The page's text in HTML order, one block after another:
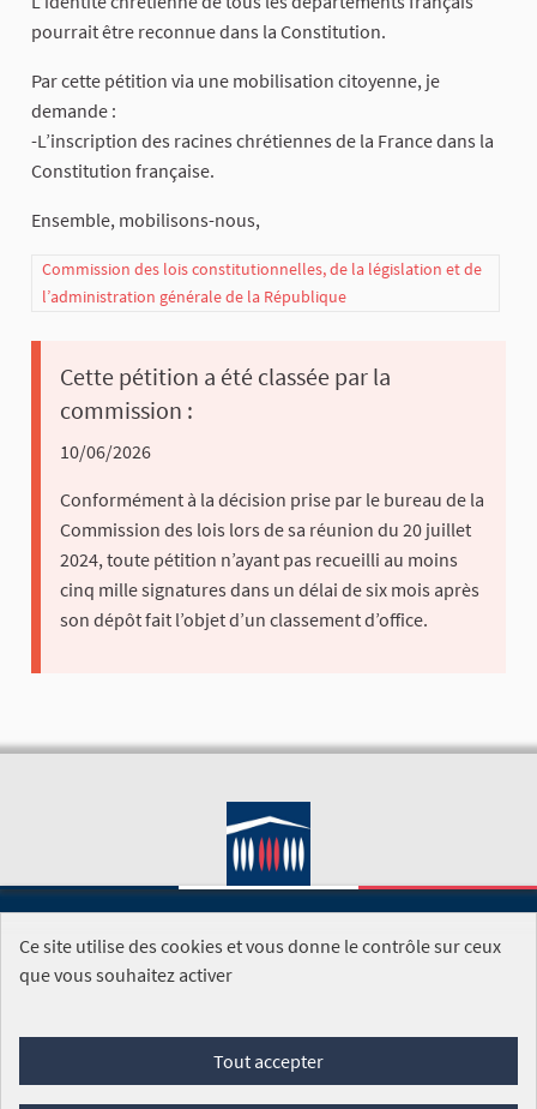
pourrait être reconnue dans la Constitution.
Par cette pétition via une mobilisation citoyenne, je
demande :
-L’inscription des racines chrétiennes de la France dans la
Constitution française.
Ensemble, mobilisons-nous,
Commission des lois constitutionnelles, de la législation et de
l’administration générale de la République
Cette pétition a été classée par la
commission :
10/06/2026
Conformément à la décision prise par le bureau de la
Commission des lois lors de sa réunion du 20 juillet
2024, toute pétition n’ayant pas recueilli au moins
cinq mille signatures dans un délai de six mois après
son dépôt fait l’objet d’un classement d’office.
SITE DE L'ASSEMBLÉE NATIONALE
Foire aux questions
Conditions générales d'utilisation (CGU)
Mentions légales
Cookies
Ce site utilise des cookies et vous donne le contrôle sur ceux
que vous souhaitez activer
Tout accepter